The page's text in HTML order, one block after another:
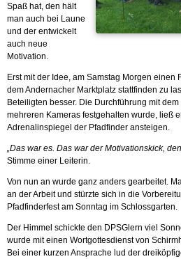
Spaß hat, den hält
man auch bei Laune
und der entwickelt
auch neue
Motivation.
Erst mit der Idee, am Samstag Morgen einen
dem Andernacher Marktplatz stattfinden zu
Beteiligten besser. Die Durchführung mit
mehreren Kameras festgehalten wurde, ließ
Adrenalinspiegel der Pfadfinder ansteigen.
„Das war es. Das war der Motivationskick,
Stimme einer Leiterin.
Von nun an wurde ganz anders gearbeitet.
an der Arbeit und stürzte sich in die
Pfadfinderfest am Sonntag im Schlossgarten.
Der Himmel schickte den DPSGlern viel
wurde mit einen Wortgottesdienst von
Bei einer kurzen Ansprache lud der